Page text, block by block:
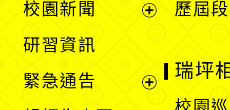
單
校園新聞
選
研習資訊
緊急通告
歷屆
瑞坪